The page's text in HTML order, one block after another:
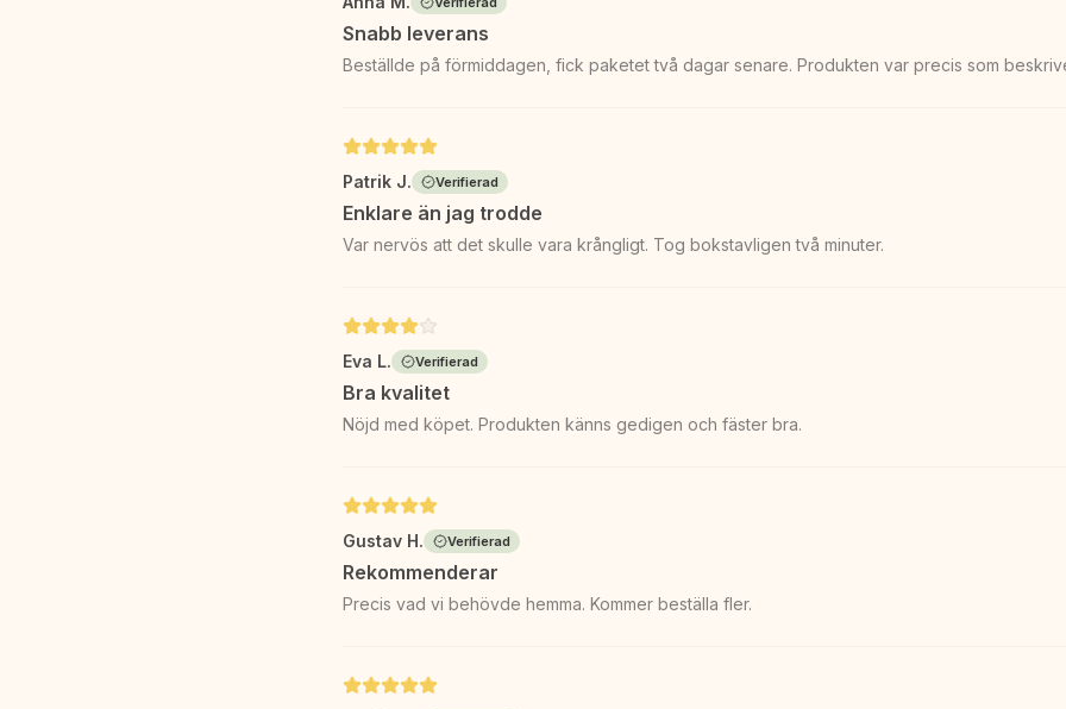
Snabb leverans
Beställde på förmiddagen, fick paketet två dagar senare. Produkten var precis som
Patrik J. Verifierad
Enklare än jag trodde
Var nervös att det skulle vara krångligt. Tog bokstavligen två minuter.
Eva L. Verifierad
Bra kvalitet
Nöjd med köpet. Produkten känns gedigen och fäster bra.
Gustav H. Verifierad
Rekommenderar
Precis vad vi behövde hemma. Kommer beställa fler.